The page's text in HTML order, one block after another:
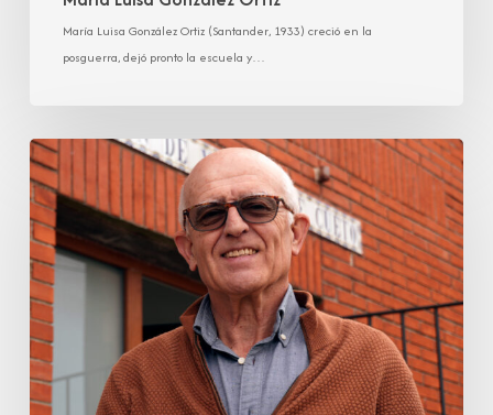
María Luisa González Ortiz (Santander, 1933) creció en la
posguerra, dejó pronto la escuela y…
Pedro
Manuel
González
Toca